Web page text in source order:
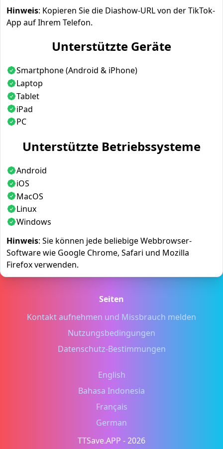
Hinweis: Kopieren Sie die Diashow-URL von der TikTok-
App auf Ihrem Telefon.
Unterstützte Geräte
Smartphone (Android & iPhone)
Laptop
Tablet
iPad
PC
Unterstützte Betriebssysteme
Android
iOS
MacOS
Linux
Windows
Hinweis: Sie können jede beliebige Webbrowser-
Software wie Google Chrome, Safari und Mozilla
Firefox verwenden.
Seiten
Kontakt aufnehmen und Missbrauch melden
Nutzungsbedingungen
Datenschutz-Bestimmungen
English
Bahasa Indonesia
Français
German
TTSave.APP - 2026